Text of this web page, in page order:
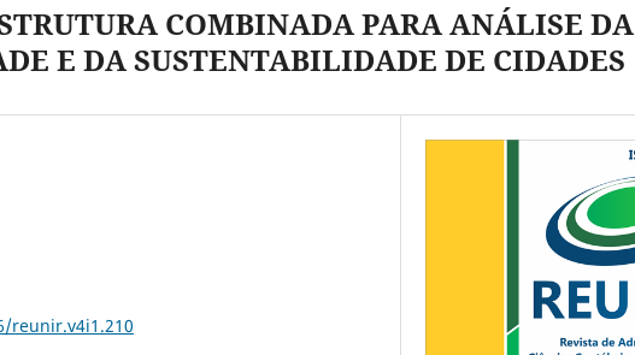
COMBINADA PARA ANÁLISE DA
E DA SUSTENTABILIDADE DE CIDADES
reunir.v4i1.210